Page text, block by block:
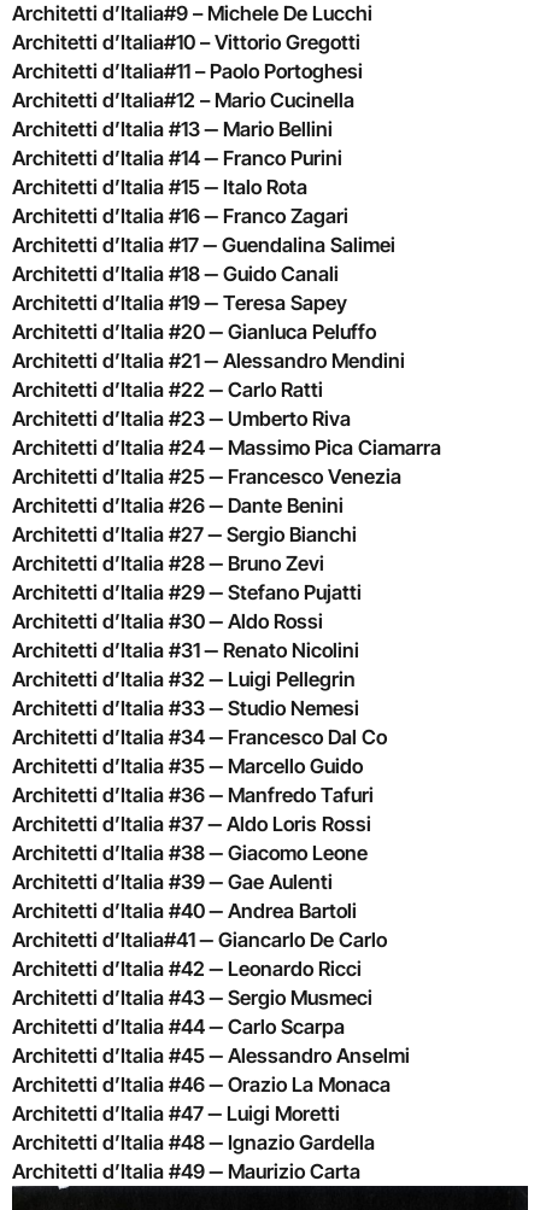
Architetti d’Italia#9 – Michele De Lucchi
Architetti d’Italia#10 – Vittorio Gregotti
Architetti d’Italia#11 – Paolo Portoghesi
Architetti d’Italia#12 – Mario Cucinella
Architetti d’Italia #13 ‒ Mario Bellini
Architetti d’Italia #14 ‒ Franco Purini
Architetti d’Italia #15 ‒ Italo Rota
Architetti d’Italia #16 ‒ Franco Zagari
Architetti d’Italia #17 ‒ Guendalina Salimei
Architetti d’Italia #18 ‒ Guido Canali
Architetti d’Italia #19 ‒ Teresa Sapey
Architetti d’Italia #20 ‒ Gianluca Peluffo
Architetti d’Italia #21 ‒ Alessandro Mendini
Architetti d’Italia #22 ‒ Carlo Ratti
Architetti d’Italia #23 ‒ Umberto Riva
Architetti d’Italia #24 ‒ Massimo Pica Ciamarra
Architetti d’Italia #25 ‒ Francesco Venezia
Architetti d’Italia #26 ‒ Dante Benini
Architetti d’Italia #27 ‒ Sergio Bianchi
Architetti d’Italia #28 ‒ Bruno Zevi
Architetti d’Italia #29 ‒ Stefano Pujatti
Architetti d’Italia #30 ‒ Aldo Rossi
Architetti d’Italia #31 ‒ Renato Nicolini
Architetti d’Italia #32 ‒ Luigi Pellegrin
Architetti d’Italia #33 ‒ Studio Nemesi
Architetti d’Italia #34 ‒ Francesco Dal Co
Architetti d’Italia #35 ‒ Marcello Guido
Architetti d’Italia #36 ‒ Manfredo Tafuri
Architetti d’Italia #37 ‒ Aldo Loris Rossi
Architetti d’Italia #38 ‒ Giacomo Leone
Architetti d’Italia #39 ‒ Gae Aulenti
Architetti d’Italia #40 ‒ Andrea Bartoli
Architetti d’Italia#41 ‒ Giancarlo De Carlo
Architetti d’Italia #42 ‒ Leonardo Ricci
Architetti d’Italia #43 ‒ Sergio Musmeci
Architetti d’Italia #44 ‒ Carlo Scarpa
Architetti d’Italia #45 ‒ Alessandro Anselmi
Architetti d’Italia #46 ‒ Orazio La Monaca
Architetti d’Italia #47 ‒ Luigi Moretti
Architetti d’Italia #48 ‒ Ignazio Gardella
Architetti d’Italia #49 ‒ Maurizio Carta